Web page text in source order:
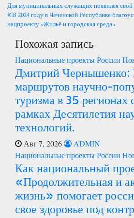
Навигация
по
записям
Для муниципальных служащих появился
В 2024 году в Чеченской Республике
нацпроекту «Жильё и городская среда»
Похожая запись
Национальные проекты России
Дмитрий Чернышенко:
маршрутов научно-
туризма в 35 регионах
рамках Десятилетия
технологий.
Авг 7, 2026
ADMIN
Национальные проекты России
Как национальный
«Продолжительная и
жизнь» помогает
свое здоровье под